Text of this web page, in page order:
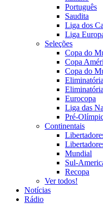
Português
Saudita
Liga dos
Liga
Seleções
Copa do
Copa
Copa do
Eurocopa
Liga das
Pré-
Continentais
Mundial
Sul-
Recopa
Ver todos!
Notícias
Rádio